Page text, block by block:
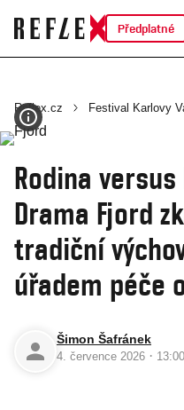
Předplatné
Reflex.cz Festival Karlovy
Rodina
Drama Fjord
tradiční
úřadem péče
Šimon Šafránek
4. července 2026 · 13:00